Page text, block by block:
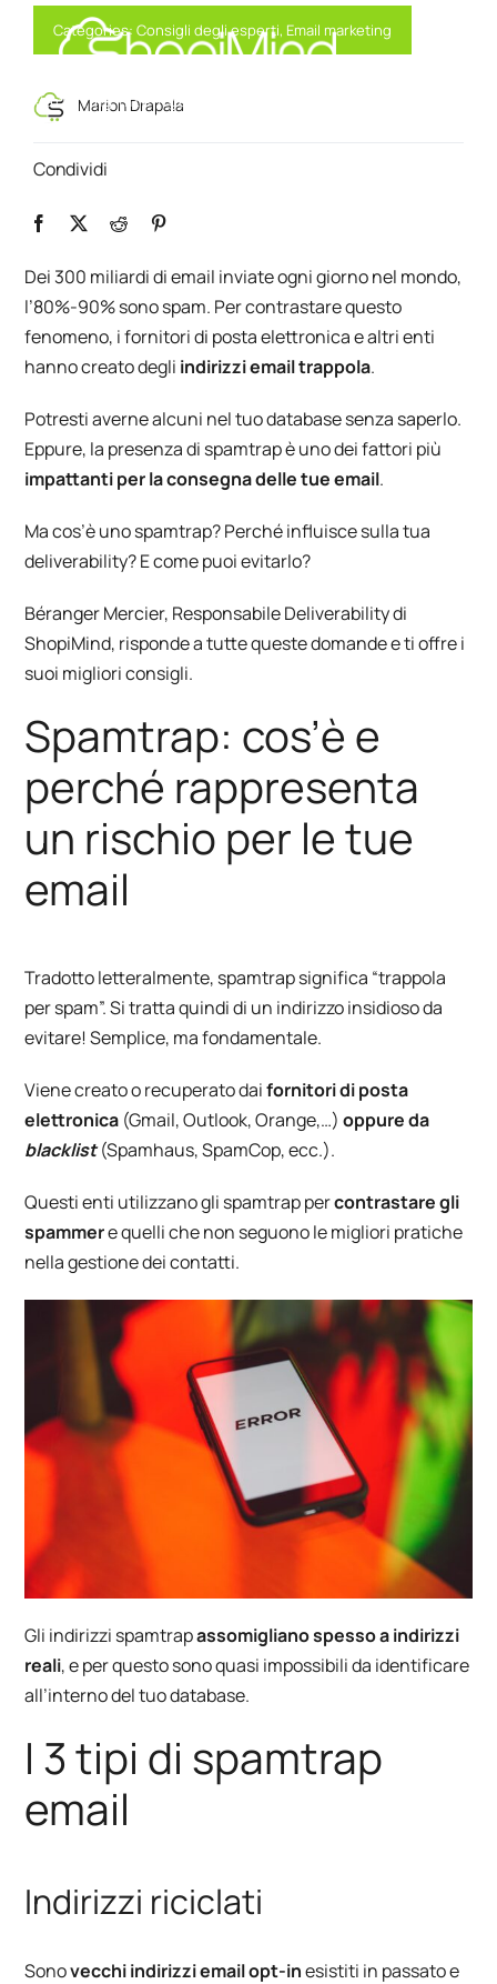
Marketing Intelligente, Alimentato da AI
Solution
Offerte
Categories: Consigli degli esperti, Email marketing
Marion Drapala
Condividi
Dei 300 miliardi di email inviate ogni giorno nel mondo,
l’80%-90% sono spam. Per contrastare questo
fenomeno, i fornitori di posta elettronica e altri enti
hanno creato degli indirizzi email trappola.
Potresti averne alcuni nel tuo database senza saperlo.
Eppure, la presenza di spamtrap è uno dei fattori più
impattanti per laconsegna delle tue email.
Ma cos’è uno spamtrap? Perché influisce sulla tua
deliverability? E come puoi evitarlo?
Béranger Mercier, Responsabile Deliverability di
ShopiMind, risponde a tutte queste domande e ti offre i
suoi migliori consigli.
Spamtrap: cos’è e
perché rappresenta
un rischio per le tue
email
Tradotto letteralmente, spamtrap significa “trappola
per spam”. Si tratta quindi di un indirizzo insidioso da
evitare! Semplice, ma fondamentale.
Viene creato o recuperato daifornitori di posta
elettronica (Gmail, Outlook, Orange,…)oppure da
blacklist (Spamhaus, SpamCop, ecc.).
Questi enti utilizzano gli spamtrap percontrastare gli
spammere quelli che non seguono le migliori pratiche
nella gestione dei contatti.
Gli indirizzi spamtrapassomigliano spesso a indirizzi
reali, e per questo sono quasi impossibili da identificare
all’interno del tuo database.
I 3 tipi di spamtrap
email
Indirizzi riciclati
Sonovecchi indirizzi email opt-inesistiti in passato e